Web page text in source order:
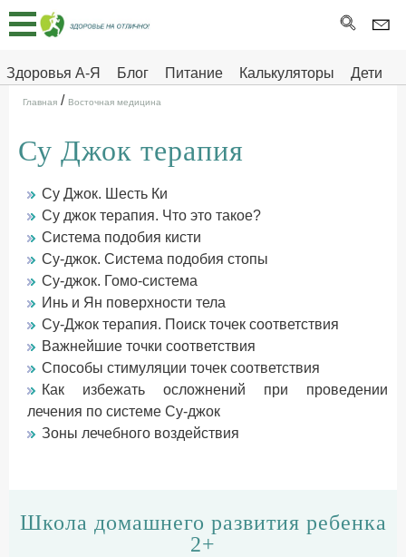
Здоровья А-Я Блог Питание Калькуляторы
Дети
Здоровье на отлично
Главная
Тесты
Про
ДЕТЯМ
Главная / Восточная медицина
Су Джок терапия
Су Джок. Шесть Ки
Су джок терапия. Что это такое?
Система подобия кисти
Су-джок. Система подобия стопы
Су-джок. Гомо-система
Инь и Ян поверхности тела
Су-Джок терапия. Поиск точек соответствия
Важнейшие точки соответствия
Способы стимуляции точек соответствия
Как избежать осложнений при проведении
лечения по системе Су-джок
Зоны лечебного воздействия
Школа домашнего развития ребенка
2+